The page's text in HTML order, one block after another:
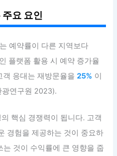
요 요인
예약률이 다른 지역보다
플랫폼 활용 시 예약 증가율
객 응대는 재방문율을25% 이
광연구원 2023).
핵심 경쟁력이 됩니다. 고객
경험을 제공하는 것이 중요하
것이 수익률에 큰 영향을 줍